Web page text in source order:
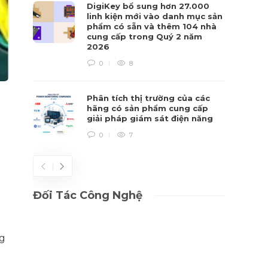
DigiKey bổ sung hơn 27.000
linh kiện mới vào danh mục sản
phẩm có sẵn và thêm 104 nhà
cung cấp trong Quý 2 năm
2026
0 8
Phân tích thị trường của các
hãng có sản phẩm cung cấp
giải pháp giám sát điện năng
0 7
Đối Tác Công Nghệ